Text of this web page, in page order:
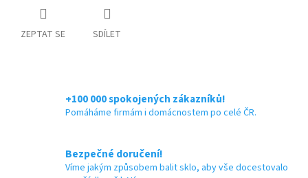
ZEPTAT SE SDÍLET
+100 000 spokojených zákazníků!
Pomáháme firmám i domácnostem po celé ČR.
Bezpečné doručení!
Víme jakým způsobem balit sklo, aby vše docestovalo